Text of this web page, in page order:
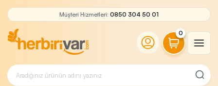
Müşteri Hizmetleri: 0850 304 50 01
0